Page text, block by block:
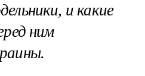
и какие
ним